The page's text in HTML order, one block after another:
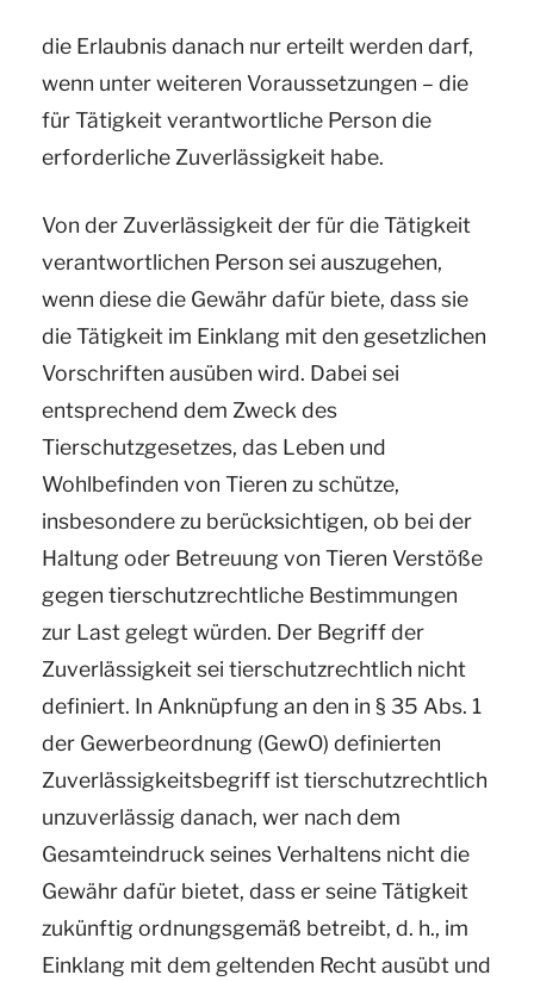
die Erlaubnis danach nur erteilt werden darf,
wenn unter weiteren Voraussetzungen – die
für Tätigkeit verantwortliche Person die
erforderliche Zuverlässigkeit habe.
Von der Zuverlässigkeit der für die Tätigkeit
verantwortlichen Person sei auszugehen,
wenn diese die Gewähr dafür biete, dass sie
die Tätigkeit im Einklang mit den gesetzlichen
Vorschriften ausüben wird. Dabei sei
entsprechend dem Zweck des
Tierschutzgesetzes, das Leben und
Wohlbefinden von Tieren zu schütze,
insbesondere zu berücksichtigen, ob bei der
Haltung oder Betreuung von Tieren Verstöße
gegen tierschutzrechtliche Bestimmungen
zur Last gelegt würden. Der Begriff der
Zuverlässigkeit sei tierschutzrechtlich nicht
definiert. In Anknüpfung an den in § 35 Abs. 1
der Gewerbeordnung (GewO) definierten
Zuverlässigkeitsbegriff ist tierschutzrechtlich
unzuverlässig danach, wer nach dem
Gesamteindruck seines Verhaltens nicht die
Gewähr dafür bietet, dass er seine Tätigkeit
zukünftig ordnungsgemäß betreibt, d. h., im
Einklang mit dem geltenden Recht ausübt und